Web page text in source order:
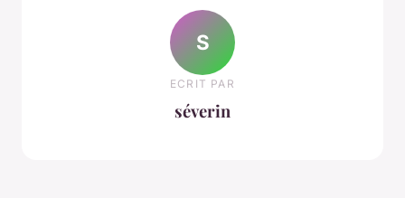
S
ECRIT PAR
séverin